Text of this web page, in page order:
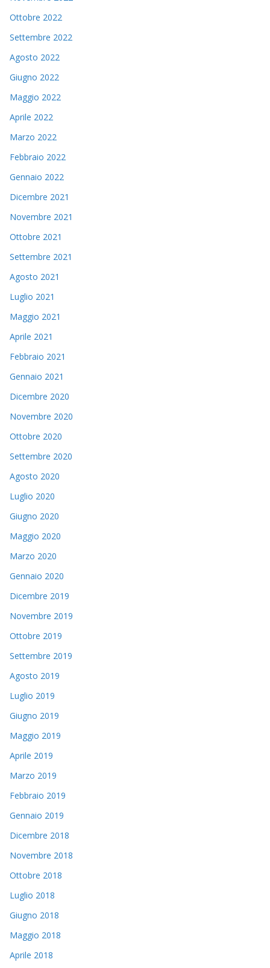
Ottobre 2022
Settembre 2022
Agosto 2022
Giugno 2022
Maggio 2022
Aprile 2022
Marzo 2022
Febbraio 2022
Gennaio 2022
Dicembre 2021
Novembre 2021
Ottobre 2021
Settembre 2021
Agosto 2021
Luglio 2021
Maggio 2021
Aprile 2021
Febbraio 2021
Gennaio 2021
Dicembre 2020
Novembre 2020
Ottobre 2020
Settembre 2020
Agosto 2020
Luglio 2020
Giugno 2020
Maggio 2020
Marzo 2020
Gennaio 2020
Dicembre 2019
Novembre 2019
Ottobre 2019
Settembre 2019
Agosto 2019
Luglio 2019
Giugno 2019
Maggio 2019
Aprile 2019
Marzo 2019
Febbraio 2019
Gennaio 2019
Dicembre 2018
Novembre 2018
Ottobre 2018
Luglio 2018
Giugno 2018
Maggio 2018
Aprile 2018